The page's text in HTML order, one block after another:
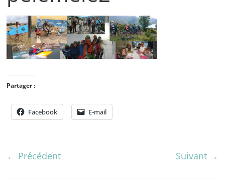
Partager :
Facebook E-mail
← Précédent Suivant →